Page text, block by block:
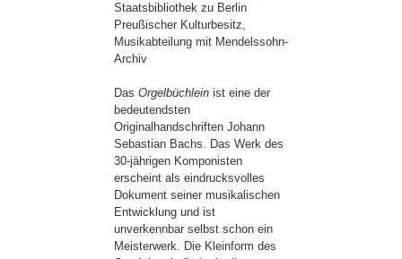
Staatsbibliothek zu Berlin
Preußischer Kulturbesitz,
Musikabteilung mit Mendelssohn-
Archiv
Das Orgelbüchlein ist eine der
bedeutendsten
Originalhandschriften Johann
Sebastian Bachs. Das Werk des
30-jährigen Komponisten
erscheint als eindrucksvolles
Dokument seiner musikalischen
Entwicklung und ist
unverkennbar selbst schon ein
Meisterwerk. Die Kleinform des